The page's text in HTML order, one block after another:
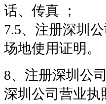
话、传真 ；
7.5、注册深圳
场地使用证明。
8、注册深圳公
深圳公司营业执